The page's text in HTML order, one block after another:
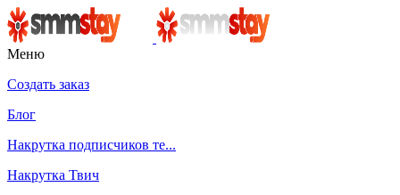
Меню
Создать заказ
Блог
Накрутка подписчиков те...
Накрутка Твич